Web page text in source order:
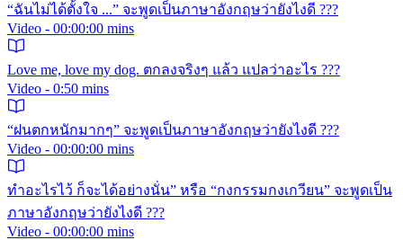
“ฉันไม่ได้ตั้งใจ ...” จะพูดเป็นภาษาอังกฤษว่ายังไงดี ???
Video - 00:00:00 mins
Love me, love my dog. ตกลงจริงๆ แล้ว แปลว่าอะไร ???
Video - 0:50 mins
“ฝนตกหนักมากๆ” จะพูดเป็นภาษาอังกฤษว่ายังไงดี ???
Video - 00:00:00 mins
ทำอะไรไว้ ก็จะได้อย่างนั่น” หรือ “กงกรรมกงเกวียน” จะพูดเป็น
ภาษาอังกฤษว่ายังไงดี ???
Video - 00:00:00 mins